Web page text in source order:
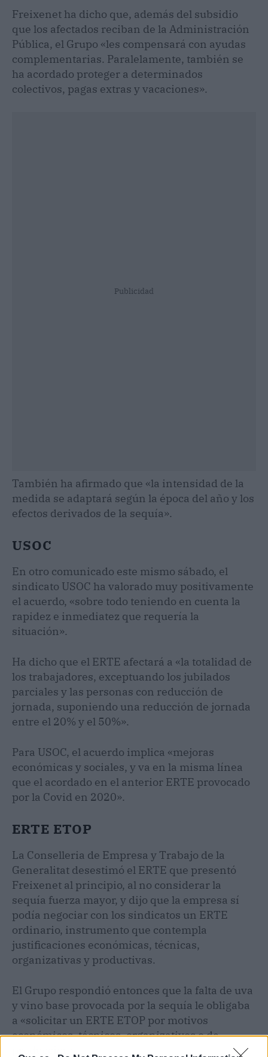
Freixenet ha dicho que, además del subsidio
que los afectados reciban de la Administración
Pública, el Grupo «les compensará con ayudas
complementarias. Paralelamente, también se
ha acordado proteger a determinados
colectivos, pagas extras y vacaciones».
Publicidad
También ha afirmado que «la intensidad de la
medida se adaptará según la época del año y los
efectos derivados de la sequía».
USOC
En otro comunicado este mismo sábado, el
sindicato USOC ha valorado muy positivamente
el acuerdo, «sobre todo teniendo en cuenta la
rapidez e inmediatez que requería la
situación».
Ha dicho que el ERTE afectará a «la totalidad de
los trabajadores, exceptuando los jubilados
parciales y las personas con reducción de
jornada, suponiendo una reducción de jornada
entre el 20% y el 50%».
Para USOC, el acuerdo implica «mejoras
económicas y sociales, y va en la misma línea
que el acordado en el anterior ERTE provocado
por la Covid en 2020».
ERTE ETOP
La Conselleria de Empresa y Trabajo de la
Generalitat desestimó el ERTE que presentó
Freixenet al principio, al no considerar la
sequía fuerza mayor, y dijo que la empresa sí
podía negociar con los sindicatos un ERTE
ordinario, instrumento que contempla
justificaciones económicas, técnicas,
organizativas y productivas.
El Grupo respondió entonces que la falta de uva
y vino base provocada por la sequía le obligaba
a «solicitar un ERTE ETOP por motivos
económicos, técnicos, organizativos o de